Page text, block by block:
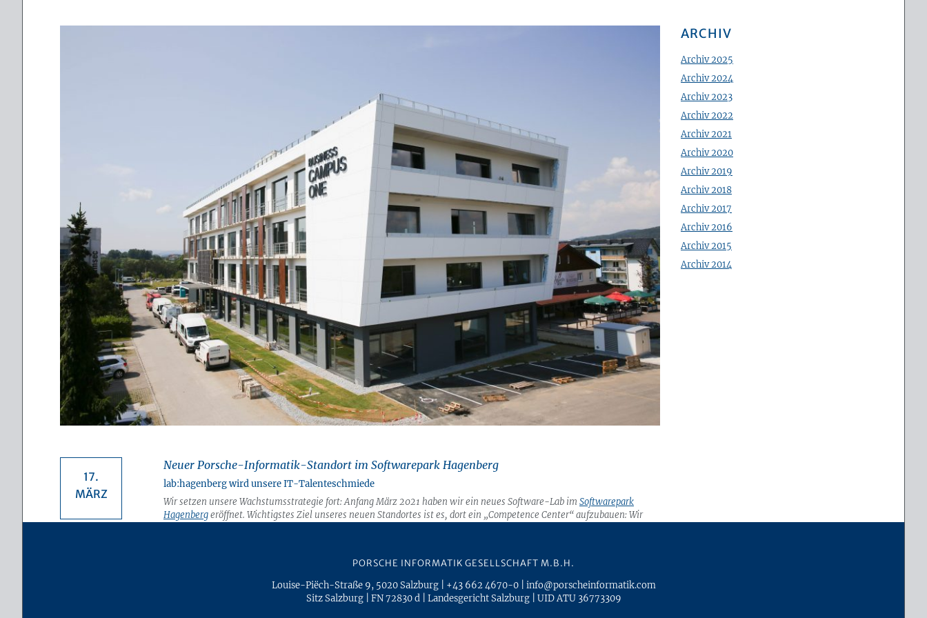
17.
MÄRZ
Neuer Porsche-Informatik-Standort im Softwarepark Hagenberg
lab:hagenberg wird unsere IT-Talenteschmiede
Wir setzen unsere Wachstumsstrategie fort: Anfang März 2021 haben wir ein neues Software-Lab im Softwarepark
Hagenbergeröffnet. Wichtigstes Ziel unseres neuen Standortes ist es, dort ein „Competence Center“ aufzubauen: Wir
ARCHIV
Archiv 2025
Archiv 2024
Archiv 2023
Archiv 2022
Archiv 2021
Archiv 2020
Archiv 2019
Archiv 2018
Archiv 2017
Archiv 2016
Archiv 2015
Archiv 2014
PORSCHE INFORMATIK GESELLSCHAFT M.B.H.
Louise-Piëch-Straße 9, 5020 Salzburg| +43 662 4670-0| info@porscheinformatik.com
Sitz Salzburg| FN 72830 d Landesgericht Salzburg| UID ATU 36773309